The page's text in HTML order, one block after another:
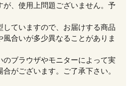
が、使用上問題ございません。予
していますので、お届けする商品
風合いが多少異なることがありま
のブラウザやモニターによって実
がございます。ご了承下さい。